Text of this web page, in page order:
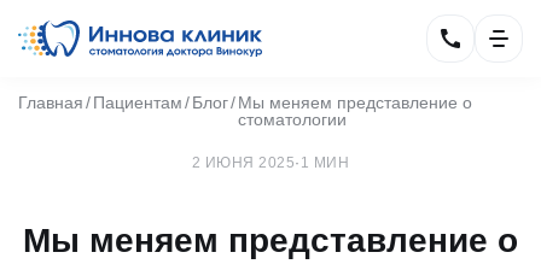
Главная Пациентам Блог Мы меняем представление о
стоматологии
2 ИЮНЯ 2025· 1 МИН
Мы меняем представление о